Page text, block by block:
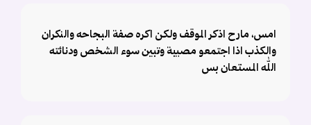
امس، مارح اذكر الموقف ولكن اكره صفة البجاحه والنكران
والكذب اذا اجتمعو مصيبة وتبين سوء الشخص ودنائته
الله المستعان بس